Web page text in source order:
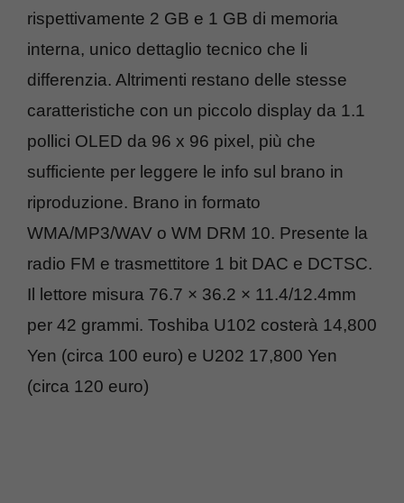
rispettivamente 2 GB e 1 GB di memoria
interna, unico dettaglio tecnico che li
differenzia. Altrimenti restano delle stesse
caratteristiche con un piccolo display da 1.1
pollici OLED da 96 x 96 pixel, più che
sufficiente per leggere le info sul brano in
riproduzione. Brano in formato
WMA/MP3/WAV o WM DRM 10. Presente la
radio FM e trasmettitore 1 bit DAC e DCTSC.
Il lettore misura 76.7 × 36.2 × 11.4/12.4mm
per 42 grammi. Toshiba U102 costerà 14,800
Yen (circa 100 euro) e U202 17,800 Yen
(circa 120 euro)